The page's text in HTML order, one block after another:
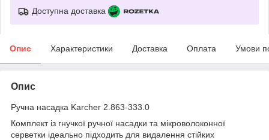
Доступна доставка
Опис Характеристики Доставка Оплата Умови
Опис
Ручна насадка Karcher 2.863-333.0
Комплект із гнучкої ручної насадки та мікроволоконної
серветки ідеально підходить для видалення стійких